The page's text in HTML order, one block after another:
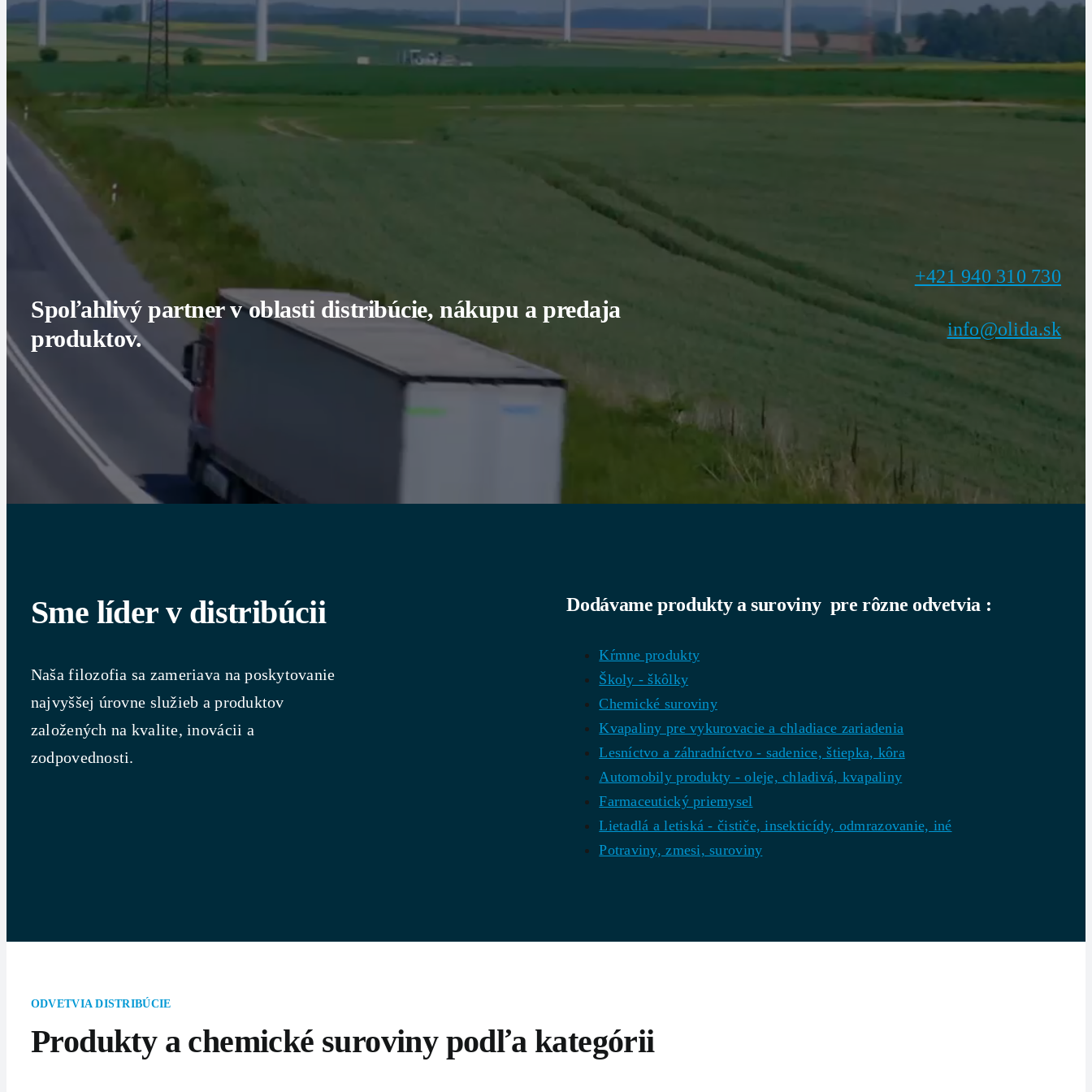
Spoľahlivý partner v oblasti distribúcie, nákupu a predaja
produktov.
+421 940 310 730
info@olida.sk
Sme líder v distribúcii
Naša filozofia sa zameriava na poskytovanie
najvyššej úrovne služieb a produktov
založených na kvalite, inovácii a
zodpovednosti.
Dodávame produkty a suroviny pre rôzne odvetvia :
Kŕmne produkty
Školy - škôlky
Chemické suroviny
Kvapaliny pre vykurovacie a chladiace zariadenia
Lesníctvo a záhradníctvo - sadenice, štiepka, kôra
Automobily produkty - oleje, chladivá, kvapaliny
Farmaceutický priemysel
Lietadlá a letiská - čističe, insekticídy, odmrazovanie, iné
Potraviny, zmesi, suroviny
ODVETVIA DISTRIBÚCIE
Produkty a chemické suroviny podľa kategórii